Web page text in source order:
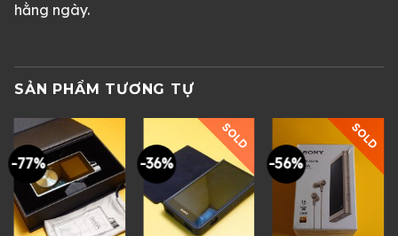
hằng ngày.
SẢN PHẨM TƯƠNG TỰ
-77% -36%
SOLD
-56%
SOLD